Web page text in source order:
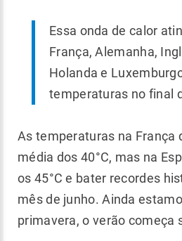
Essa onda de calor
França, Alemanha,
Holanda e
temperaturas no final
As temperaturas na França
média dos 40°C, mas na
os 45°C e bater recordes
mês de junho. Ainda
primavera, o verão começa